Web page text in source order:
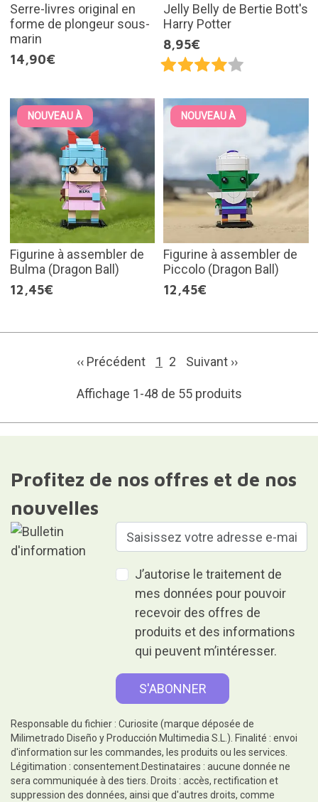
Serre-livres original en
forme de plongeur sous-
marin
14,90€
Jelly Belly de Bertie Bott's
Harry Potter
8,95€
NOUVEAU À
Figurine à assembler de
Bulma (Dragon Ball)
12,45€
NOUVEAU À
Figurine à assembler de
Piccolo (Dragon Ball)
12,45€
‹‹ Précédent 1 2 Suivant ››
Affichage 1-48 de 55 produits
Profitez de nos offres et de nos
nouvelles
J’autorise le traitement de
mes données pour pouvoir
recevoir des offres de
produits et des informations
qui peuvent m’intéresser.
Responsable du fichier : Curiosite (marque déposée de
Milimetrado Diseño y Producción Multimedia S.L.). Finalité : envoi
d'information sur les commandes, les produits ou les services.
Légitimation : consentement.Destinataires : aucune donnée ne
sera communiquée à des tiers. Droits : accès, rectification et
suppression des données, ainsi que d'autres droits, comme